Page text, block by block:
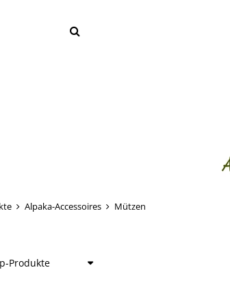
Alpaka-Accessoires Mützen